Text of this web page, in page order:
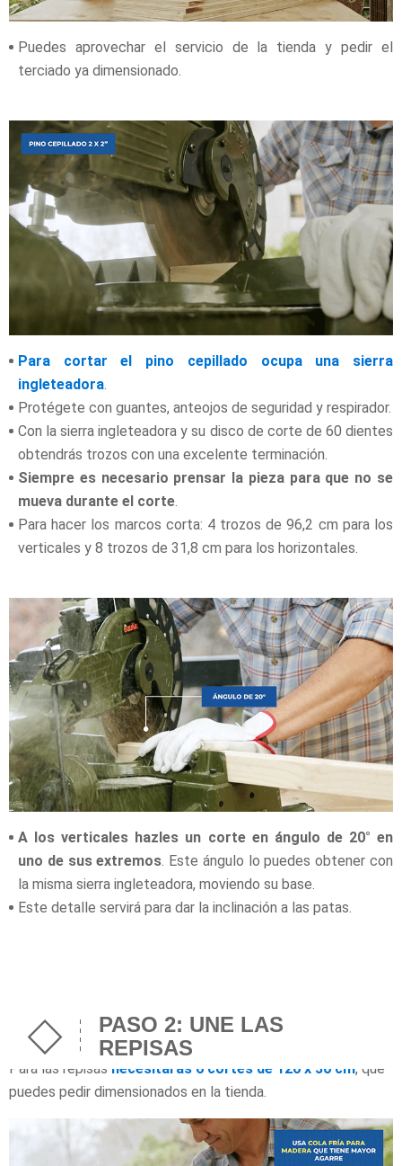
Puedes aprovechar el servicio de la tienda y pedir el
terciado ya dimensionado.
Para cortar el pino cepillado ocupa una sierra
ingleteadora
Protégete con guantes, anteojos de seguridad y respirador.
Con la sierra ingleteadora y su disco de corte de 60 dientes
obtendrás trozos con una excelente terminación.
Siempre es necesario prensar la pieza para que no se
mueva durante el corte
Para hacer los marcos corta: 4 trozos de 96,2 cm para los
verticales y 8 trozos de 31,8 cm para los horizontales.
A los verticales hazles un corte en ángulo de 20° en
uno de sus extremos. Este ángulo lo puedes obtener con
la misma sierra ingleteadora, moviendo su base.
Este detalle servirá para dar la inclinación a las patas.
PASO 2: UNE LAS
REPISAS
Para las repisas necesitarás 6 cortes de 120 x 30 cm, que
puedes pedir dimensionados en la tienda.